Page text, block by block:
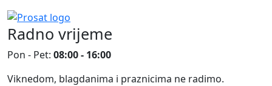
Radno vrijeme
Pon - Pet: 08:00 - 16:00
Viknedom, blagdanima i praznicima ne radimo.